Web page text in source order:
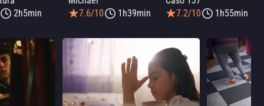
2h5min
7.6/10
1h39min
7.2/10
1h55min